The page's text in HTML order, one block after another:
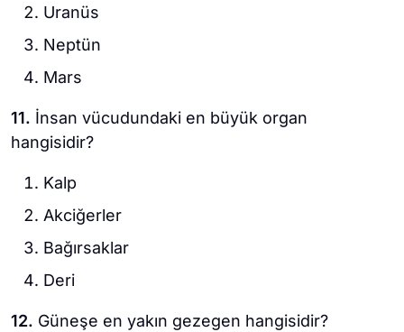
Uranüs
Neptün
Mars
11. İnsan vücudundaki en büyük organ
hangisidir?
Kalp
Akciğerler
Bağırsaklar
Deri
12. Güneşe en yakın gezegen hangisidir?